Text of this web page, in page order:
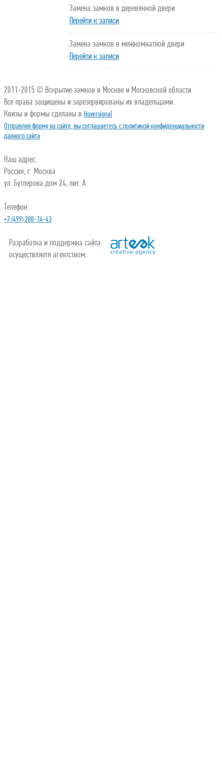
Замена замков в деревянной двери
Перейти к записи
Замена замков в межкомнатной двери
Перейти к записи
2011-2015 © Вскрытие замков в Москве и Московской области
Все права защищены и зарезервированы их владельцами.
Квизы и формы сделаны в Hoversignal
Отправляя форму на сайте, вы соглашаетесь с политикой конфиденциальности
данного сайта
Наш адрес:
Россия, г. Москва
ул. Бутлерова дом 24, лит. А
Телефон:
+7 (499) 288-14-43
Разработка и поддержка сайта
осуществляетя агентством: